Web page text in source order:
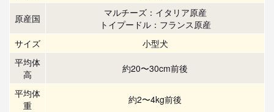
原産国
マルチーズ：イタリア原産
トイプードル：フランス原産
サイズ
小型犬
平均体
高
約20〜30cm前後
平均体
重
約2〜4kg前後